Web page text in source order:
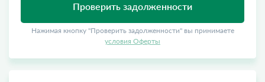
Проверить задолженности
Нажимая кнопку "Проверить задолженности" вы принимаете
условия Оферты